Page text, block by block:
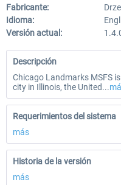
Fabricante:
Idioma:
Versión actual:
Descripción
Chicago Landmarks MSFS
city in Illinois, the United...
Requerimientos del sistema
más
Historia de la versión
más